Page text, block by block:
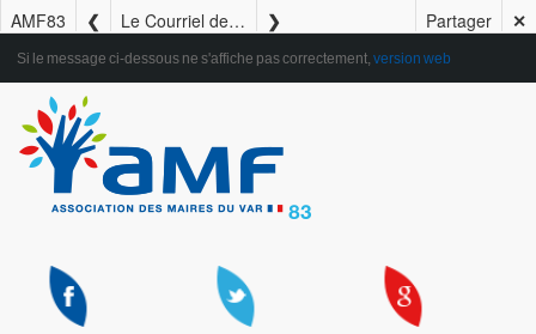
AMF83 Le Courriel des Maires – La Newsletter de l’AMF83 – Numéro 57 – Semaine 26 ✕
Partager